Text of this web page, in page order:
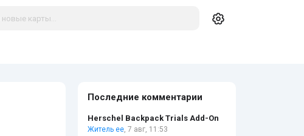
Последние комментарии
Herschel Backpack Trials Add-On
Житель ее, 7 авг, 11:53